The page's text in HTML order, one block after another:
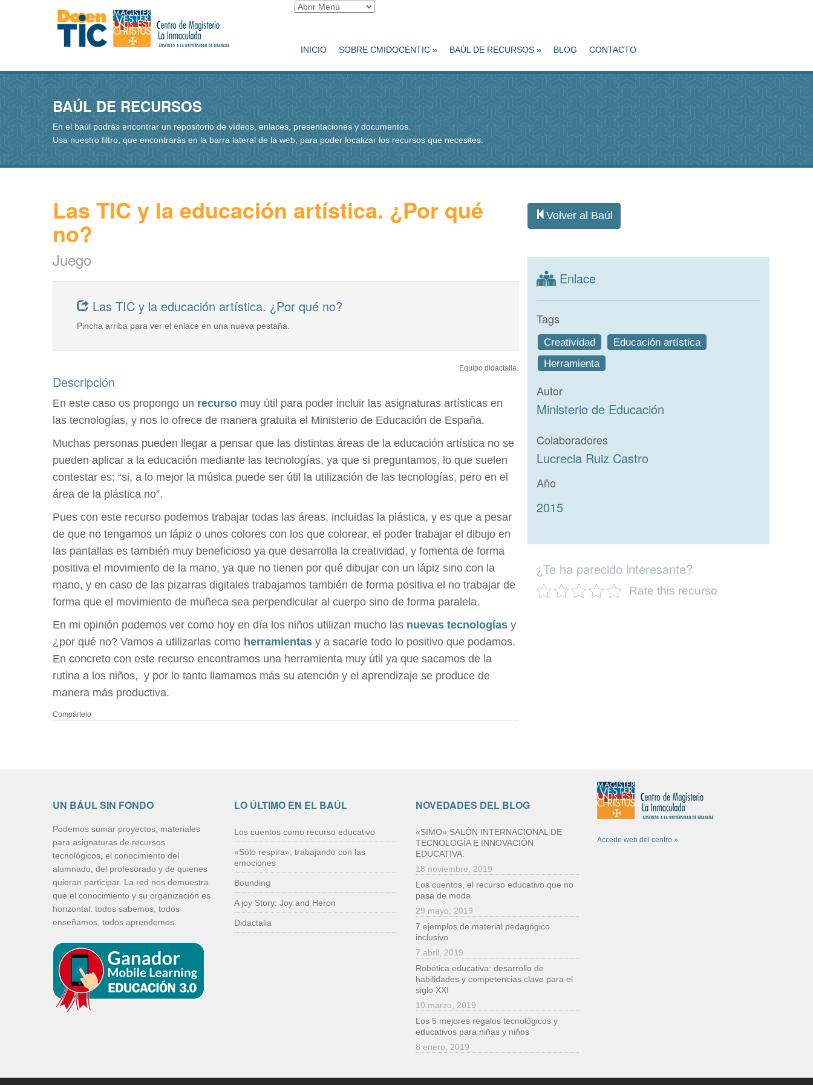
INICIO SOBRE CMIDOCENTIC » BAÚL DE RECURSOS » BLOG CONTACTO
BAÚL DE RECURSOS
En el baúl podrás encontrar un repositorio de vídeos, enlaces, presentaciones y documentos.
Usa nuestro filtro, que encontrarás en la barra lateral de la web, para poder localizar los recursos que necesites.
Las TIC y la educación artística. ¿Por qué
no?
Juego
Las TIC y la educación artística. ¿Por qué no?
Pincha arriba para ver el enlace en una nueva pestaña.
Equipo didactalia.
Descripción
En este caso os propongo un recurso muy útil para poder incluir las asignaturas artísticas en
las tecnologías, y nos lo ofrece de manera gratuita el Ministerio de Educación de España.
Muchas personas pueden llegar a pensar que las distintas áreas de la educación artística no se
pueden aplicar a la educación mediante las tecnologías, ya que si preguntamos, lo que suelen
contestar es: “si, a lo mejor la música puede ser útil la utilización de las tecnologías, pero en el
área de la plástica no”.
Pues con este recurso podemos trabajar todas las áreas, incluidas la plástica, y es que a pesar
de que no tengamos un lápiz o unos colores con los que colorear, el poder trabajar el dibujo en
las pantallas es también muy beneficioso ya que desarrolla la creatividad, y fomenta de forma
positiva el movimiento de la mano, ya que no tienen por qué dibujar con un lápiz sino con la
mano, y en caso de las pizarras digitales trabajamos también de forma positiva el no trabajar de
forma que el movimiento de muñeca sea perpendicular al cuerpo sino de forma paralela.
En mi opinión podemos ver como hoy en día los niños utilizan mucho las nuevas tecnologías y
¿por qué no? Vamos a utilizarlas como herramientas y a sacarle todo lo positivo que podamos.
En concreto con este recurso encontramos una herramienta muy útil ya que sacamos de la
rutina a los niños, y por lo tanto llamamos más su atención y el aprendizaje se produce de
manera más productiva.
Compártelo
Volver al Baúl
Enlace
Tags
Creatividad
Educación artística
Herramienta
Autor
Ministerio de Educación
Colaboradores
Lucrecia Ruiz Castro
Año
2015
¿Te ha parecido interesante?
Rate this recurso
UN BÁUL SIN FONDO
Podemos sumar proyectos, materiales
para asignaturas de recursos
tecnológicos, el conocimiento del
alumnado, del profesorado y de quienes
quieran participar. La red nos demuestra
que el conocimiento y su organización es
horizontal: todos sabemos, todos
enseñamos, todos aprendemos.
LO ÚLTIMO EN EL BAÚL
Los cuentos como recurso educativo
«Sólo respira», trabajando con las
emociones
Bounding
A joy Story: Joy and Heron
Didactalia
NOVEDADES DEL BLOG
«SIMO» SALÓN INTERNACIONAL DE
TECNOLOGÍA E INNOVACIÓN
EDUCATIVA.
18 noviembre, 2019
Los cuentos, el recurso educativo que no
pasa de moda
29 mayo, 2019
7 ejemplos de material pedagógico
inclusivo
7 abril, 2019
Robótica educativa: desarrollo de
habilidades y competencias clave para el
siglo XXI
10 marzo, 2019
Los 5 mejores regalos tecnológicos y
educativos para niñas y niños
8 enero, 2019
Accede web del centro »